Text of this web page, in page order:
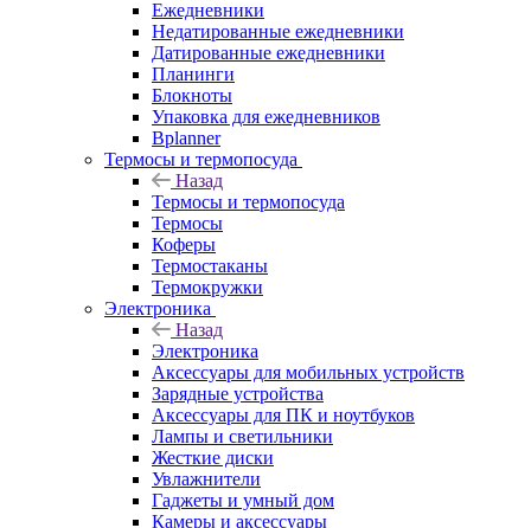
Ежедневники
Недатированные ежедневники
Датированные ежедневники
Планинги
Блокноты
Упаковка для ежедневников
Bplanner
Термосы и термопосуда
Назад
Термосы и термопосуда
Термосы
Коферы
Термостаканы
Термокружки
Электроника
Назад
Электроника
Аксессуары для мобильных устройств
Зарядные устройства
Аксессуары для ПК и ноутбуков
Лампы и светильники
Жесткие диски
Увлажнители
Гаджеты и умный дом
Камеры и аксессуары